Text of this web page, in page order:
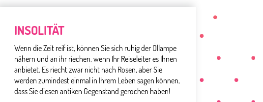
INSOLITÄT
Wenn die Zeit reif ist, können Sie sich ruhig der Öllampe
nähern und an ihr riechen, wenn Ihr Reiseleiter es Ihnen
anbietet. Es riecht zwar nicht nach Rosen, aber Sie
werden zumindest einmal in Ihrem Leben sagen können,
dass Sie diesen antiken Gegenstand gerochen haben!